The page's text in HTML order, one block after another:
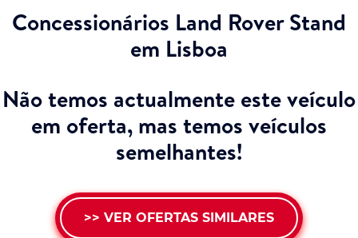
Concessionários Land Rover Stand
em Lisboa
Não temos actualmente este veículo
em oferta, mas temos veículos
semelhantes!
>> VER OFERTAS SIMILARES